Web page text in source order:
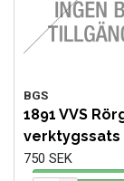
GÖR-DET-SJÄLV
LIM & FOG
LYFT OCH LAST
BGS
1891 VVS
verktygssats
750 SEK